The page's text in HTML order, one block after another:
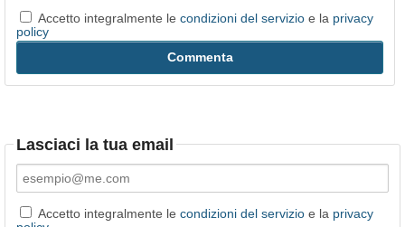
Accetto integralmente le condizioni del servizio e la privacy
policy
Lasciaci la tua email
Accetto integralmente le condizioni del servizio e la privacy